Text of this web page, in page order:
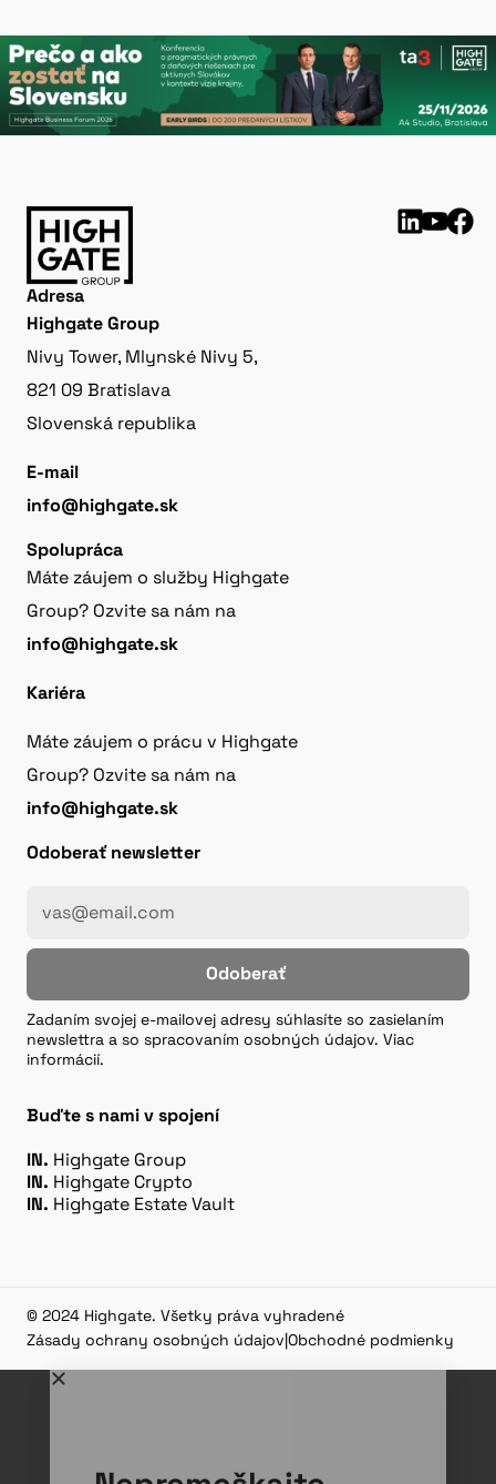
Adresa
Highgate Group
Nivy Tower, Mlynské Nivy 5,
821 09 Bratislava
Slovenská republika
E-mail
info@highgate.sk
Spolupráca
Máte záujem o služby Highgate
Group? Ozvite sa nám na
info@highgate.sk
Kariéra
Máte záujem o prácu v Highgate
Group? Ozvite sa nám na
info@highgate.sk
Odoberať newsletter
Odoberať
Zadaním svojej e-mailovej adresy súhlasíte so zasielaním
newslettra a so spracovaním osobných údajov. Viac
informácií.
Buďte s nami v spojení
IN. Highgate Group
IN. Highgate Crypto
IN. Highgate Estate Vault
© 2024 Highgate. Všetky práva vyhradené
Zásady ochrany osobných údajov|Obchodné podmienky